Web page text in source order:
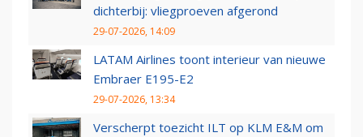
dichterbij: vliegproeven afgerond
29-07-2026, 14:09
LATAM Airlines toont interieur van nieuwe
Embraer E195-E2
29-07-2026, 13:34
Verscherpt toezicht ILT op KLM E&M om